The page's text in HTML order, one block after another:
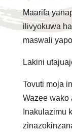
Maarifa
ilivyokuwa
maswali
Lakini
Tovuti moja
Wazee wako
Inakulazimu